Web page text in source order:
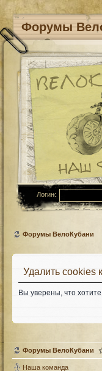
Форумы
Логин:
Форумы ВелоКубани
Удалить cookies
Вы уверены, что
Форумы ВелоКубани
Наша команда